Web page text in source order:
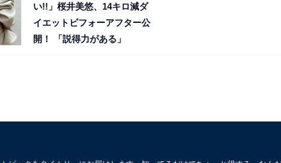
い!!」桜井美悠、14キロ減ダ
イエットビフォーアフター公
開！ 「説得力がある」